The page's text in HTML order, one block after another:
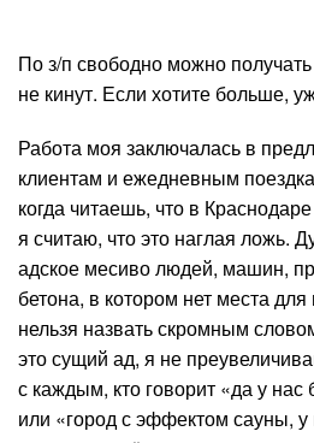
По з/п свободно можно
не кинут. Если хотите больше,
Работа моя заключалась в
клиентам и ежедневным
когда читаешь, что в
я считаю, что это наглая ложь.
адское месиво людей, машин,
бетона, в котором нет места
нельзя назвать скромным
это сущий ад, я не
с каждым, кто говорит «да у нас
или «город с эффектом сауны, у